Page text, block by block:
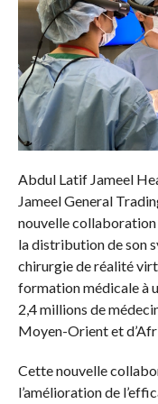
Abdul Latif Jameel
Jameel General
nouvelle
la distribution de son
chirurgie de réalité
formation médicale à
2,4 millions de
Moyen-Orient et
Cette nouvelle
l’amélioration de